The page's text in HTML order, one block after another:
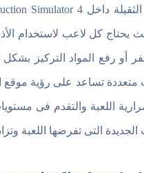
كل لاعب لاستخدام
أو رفع المواد التركيز
متعددة تساعد على رؤية
اللعبة والتقدم فى
التى تفرضها اللعبة